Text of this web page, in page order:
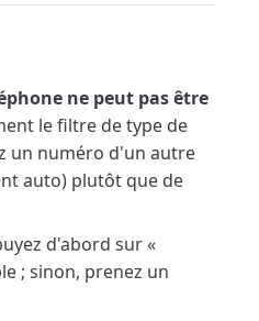
ne peut pas être
le filtre de type de
un numéro d'un autre
auto) plutôt que de
d'abord sur «
; sinon, prenez un